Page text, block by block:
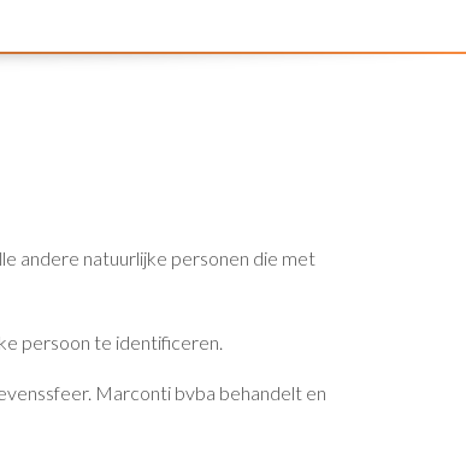
andere natuurlijke personen die met
persoon te identificeren.
Marconti bvba behandelt en